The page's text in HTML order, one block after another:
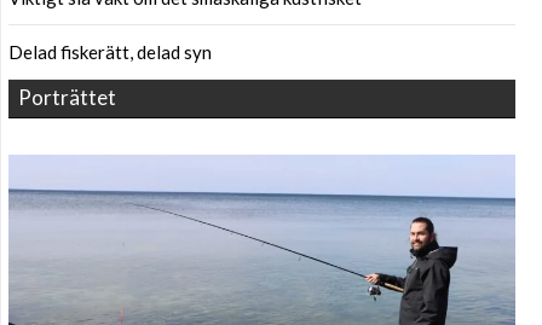
Delad fiskerätt, delad syn
Porträttet